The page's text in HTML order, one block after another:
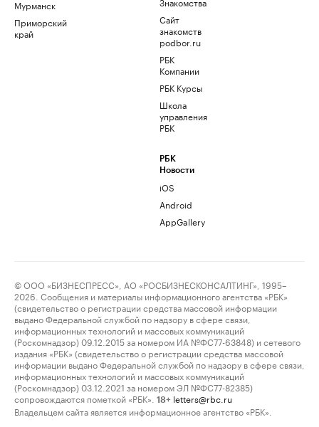
Мурманск
Приморский
край
Сайт
знакомств
podbor.ru
РБК
Компании
РБК Курсы
Школа
управления
РБК
РБК
Новости
iOS
Android
AppGallery
© ООО «БИЗНЕСПРЕСС», АО «РОСБИЗНЕСКОНСАЛТИНГ», 1995–
2026. Сообщения и материалы информационного агентства «РБК»
(свидетельство о регистрации средства массовой информации
выдано Федеральной службой по надзору в сфере связи,
информационных технологий и массовых коммуникаций
(Роскомнадзор) 09.12.2015 за номером ИА №ФС77-63848) и сетевого
издания «РБК» (свидетельство о регистрации средства массовой
информации выдано Федеральной службой по надзору в сфере связи,
информационных технологий и массовых коммуникаций
(Роскомнадзор) 03.12.2021 за номером ЭЛ №ФС77-82385)
сопровождаются пометкой «РБК».
18+ letters@rbc.ru
Владельцем сайта является информационное агентство «РБК».